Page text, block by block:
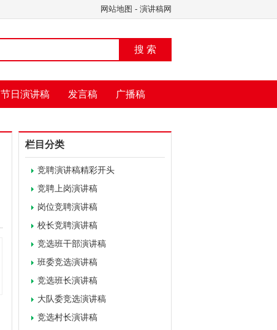
网站地图 - 演讲稿网
搜 索
节日演讲稿 发言稿 广播稿
栏目分类
竞聘演讲稿精彩开头
竞聘上岗演讲稿
岗位竞聘演讲稿
校长竞聘演讲稿
竞选班干部演讲稿
班委竞选演讲稿
竞选班长演讲稿
大队委竞选演讲稿
竞选村长演讲稿